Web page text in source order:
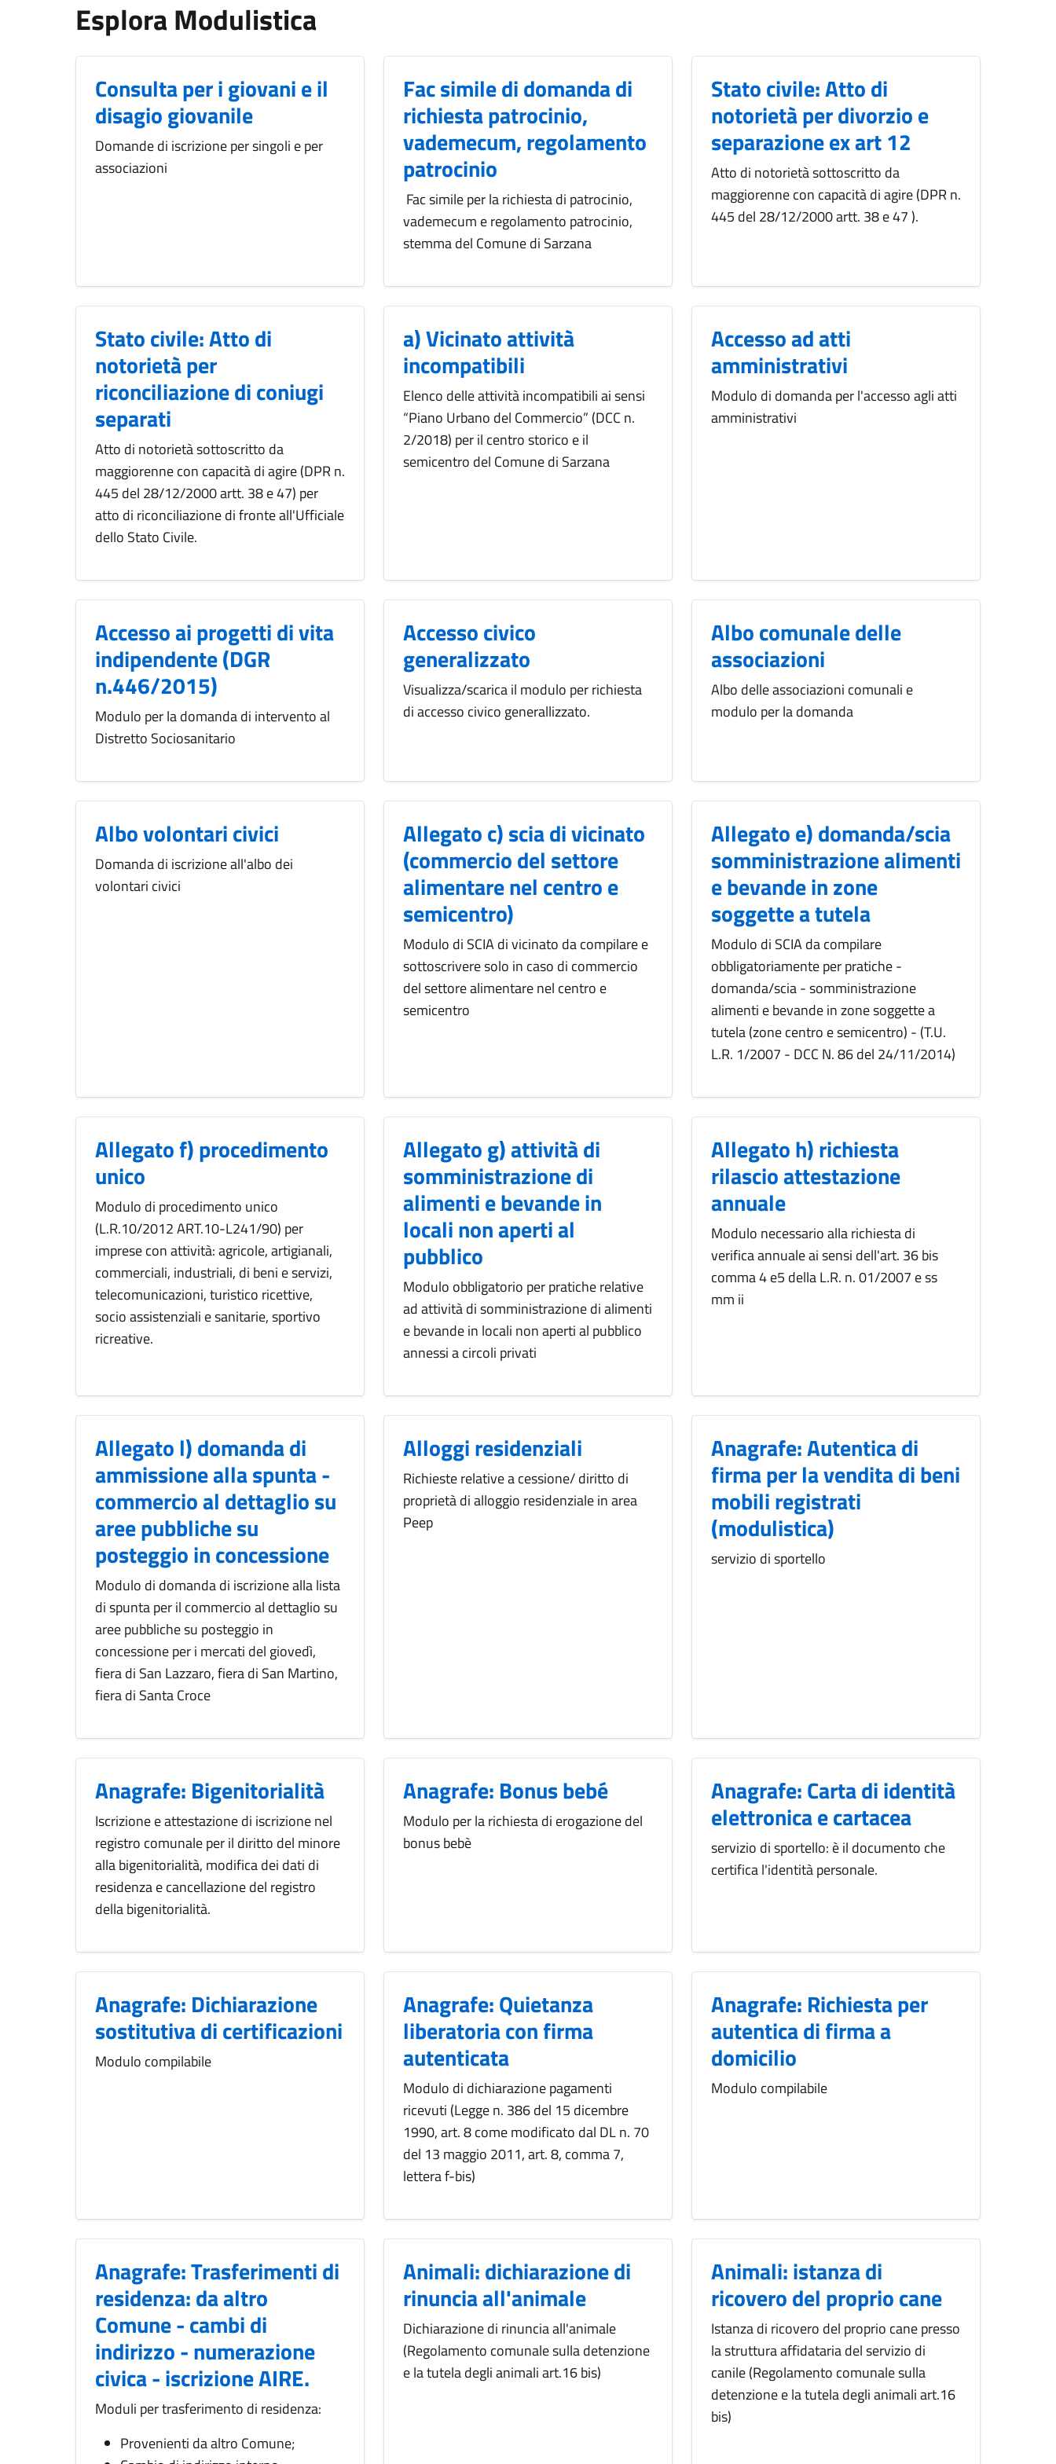
Esplora Modulistica
Consulta per i giovani e il
disagio giovanile
Domande di iscrizione per singoli e per
associazioni
Fac simile di domanda di
richiesta patrocinio,
vademecum, regolamento
patrocinio
Fac simile per la richiesta di patrocinio,
vademecum e regolamento patrocinio,
stemma del Comune di Sarzana
Stato civile: Atto di
notorietà per divorzio e
separazione ex art 12
Atto di notorietà sottoscritto da
maggiorenne con capacità di agire (DPR n.
445 del 28/12/2000 artt. 38 e 47 ).
Stato civile: Atto di
notorietà per
riconciliazione di coniugi
separati
Atto di notorietà sottoscritto da
maggiorenne con capacità di agire (DPR n.
445 del 28/12/2000 artt. 38 e 47) per
atto di riconciliazione di fronte all'Ufficiale
dello Stato Civile.
a) Vicinato attività
incompatibili
Elenco delle attività incompatibili ai sensi
“Piano Urbano del Commercio” (DCC n.
2/2018) per il centro storico e il
semicentro del Comune di Sarzana
Accesso ad atti
amministrativi
Modulo di domanda per l'accesso agli atti
amministrativi
Accesso ai progetti di vita
indipendente (DGR
n.446/2015)
Modulo per la domanda di intervento al
Distretto Sociosanitario
Accesso civico
generalizzato
Visualizza/scarica il modulo per richiesta
di accesso civico generallizzato.
Albo comunale delle
associazioni
Albo delle associazioni comunali e
modulo per la domanda
Albo volontari civici
Domanda di iscrizione all'albo dei
volontari civici
Allegato c) scia di vicinato
(commercio del settore
alimentare nel centro e
semicentro)
Modulo di SCIA di vicinato da compilare e
sottoscrivere solo in caso di commercio
del settore alimentare nel centro e
semicentro
Allegato e) domanda/scia
somministrazione alimenti
e bevande in zone
soggette a tutela
Modulo di SCIA da compilare
obbligatoriamente per pratiche -
domanda/scia - somministrazione
alimenti e bevande in zone soggette a
tutela (zone centro e semicentro) - (T.U.
L.R. 1/2007 - DCC N. 86 del 24/11/2014)
Allegato f) procedimento
unico
Modulo di procedimento unico
(L.R.10/2012 ART.10-L241/90) per
imprese con attività: agricole, artigianali,
commerciali, industriali, di beni e servizi,
telecomunicazioni, turistico ricettive,
socio assistenziali e sanitarie, sportivo
ricreative.
Allegato g) attività di
somministrazione di
alimenti e bevande in
locali non aperti al
pubblico
Modulo obbligatorio per pratiche relative
ad attività di somministrazione di alimenti
e bevande in locali non aperti al pubblico
annessi a circoli privati
Allegato h) richiesta
rilascio attestazione
annuale
Modulo necessario alla richiesta di
verifica annuale ai sensi dell'art. 36 bis
comma 4 e5 della L.R. n. 01/2007 e ss
mm ii
Allegato l) domanda di
ammissione alla spunta -
commercio al dettaglio su
aree pubbliche su
posteggio in concessione
Modulo di domanda di iscrizione alla lista
di spunta per il commercio al dettaglio su
aree pubbliche su posteggio in
concessione per i mercati del giovedì,
fiera di San Lazzaro, fiera di San Martino,
fiera di Santa Croce
Alloggi residenziali
Richieste relative a cessione/ diritto di
proprietà di alloggio residenziale in area
Peep
Anagrafe: Autentica di
firma per la vendita di beni
mobili registrati
(modulistica)
servizio di sportello
Anagrafe: Bigenitorialità
Iscrizione e attestazione di iscrizione nel
registro comunale per il diritto del minore
alla bigenitorialità, modifica dei dati di
residenza e cancellazione del registro
della bigenitorialità.
Anagrafe: Bonus bebé
Modulo per la richiesta di erogazione del
bonus bebè
Anagrafe: Carta di identità
elettronica e cartacea
servizio di sportello: è il documento che
certifica l'identità personale.
Anagrafe: Dichiarazione
sostitutiva di certificazioni
Modulo compilabile
Anagrafe: Quietanza
liberatoria con firma
autenticata
Modulo di dichiarazione pagamenti
ricevuti (Legge n. 386 del 15 dicembre
1990, art. 8 come modificato dal DL n. 70
del 13 maggio 2011, art. 8, comma 7,
lettera f-bis)
Anagrafe: Richiesta per
autentica di firma a
domicilio
Modulo compilabile
Anagrafe: Trasferimenti di
residenza: da altro
Comune - cambi di
indirizzo - numerazione
civica - iscrizione AIRE.
Moduli per trasferimento di residenza:
Provenienti da altro Comune;
Animali: dichiarazione di
rinuncia all'animale
Dichiarazione di rinuncia all'animale
(Regolamento comunale sulla detenzione
e la tutela degli animali art.16 bis)
Animali: istanza di
ricovero del proprio cane
Istanza di ricovero del proprio cane presso
la struttura affidataria del servizio di
canile (Regolamento comunale sulla
detenzione e la tutela degli animali art.16
bis)